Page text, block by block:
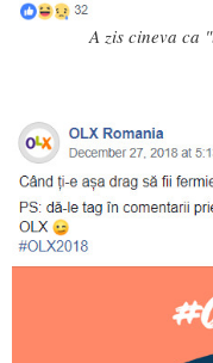
A zis cineva ca